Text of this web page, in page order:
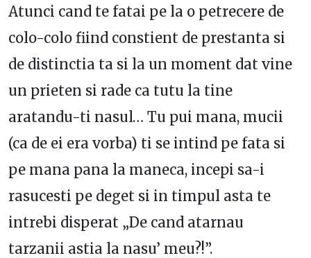
Atunci cand te fatai pe la o petrecere de
colo-colo fiind constient de prestanta si
de distinctia ta si la un moment dat vine
un prieten si rade ca tutu la tine
aratandu-ti nasul… Tu pui mana, mucii
(ca de ei era vorba) ti se intind pe fata si
pe mana pana la maneca, incepi sa-i
rasucesti pe deget si in timpul asta te
intrebi disperat „De cand atarnau
tarzanii astia la nasu’ meu?!”.